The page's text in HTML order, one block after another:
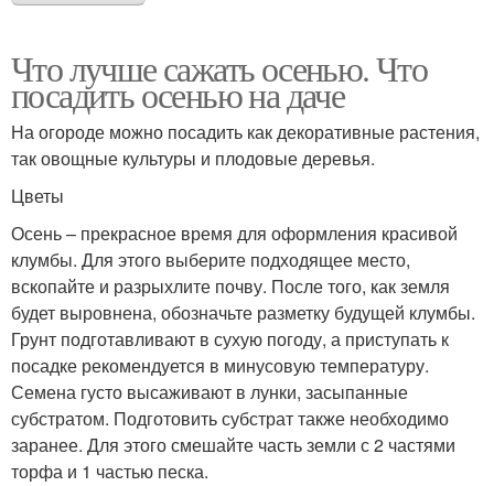
Что лучше сажать осенью. Что
посадить осенью на даче
На огороде можно посадить как декоративные растения,
так овощные культуры и плодовые деревья.
Цветы
Осень – прекрасное время для оформления красивой
клумбы. Для этого выберите подходящее место,
вскопайте и разрыхлите почву. После того, как земля
будет выровнена, обозначьте разметку будущей клумбы.
Грунт подготавливают в сухую погоду, а приступать к
посадке рекомендуется в минусовую температуру.
Семена густо высаживают в лунки, засыпанные
субстратом. Подготовить субстрат также необходимо
заранее. Для этого смешайте часть земли с 2 частями
торфа и 1 частью песка.